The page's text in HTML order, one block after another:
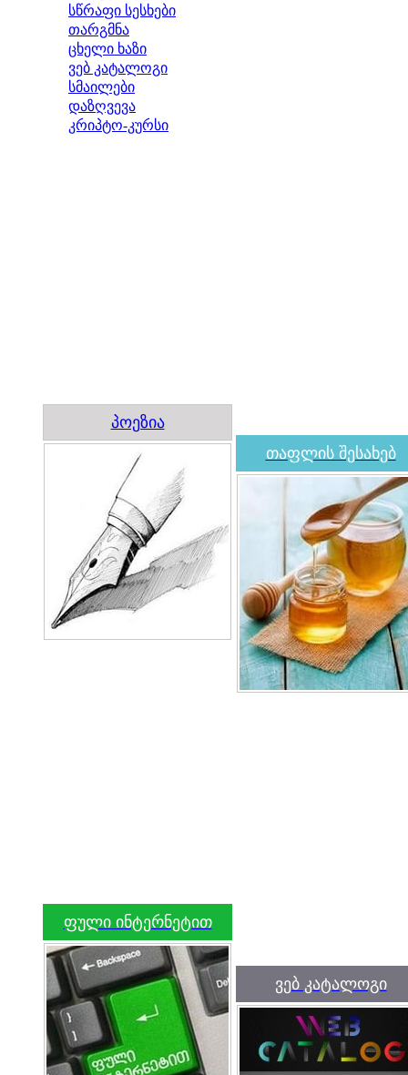
სწრაფი სესხები
თარგმნა
ცხელი ხაზი
ვებ კატალოგი
სმაილები
დაზღვევა
კრიპტო-კურსი
პოეზია
თაფლის შესახებ
ფული ინტერნეტით
ვებ კატალოგი